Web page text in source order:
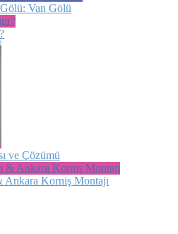
Van Gölü
ve Çözümü
Korniş Montajı